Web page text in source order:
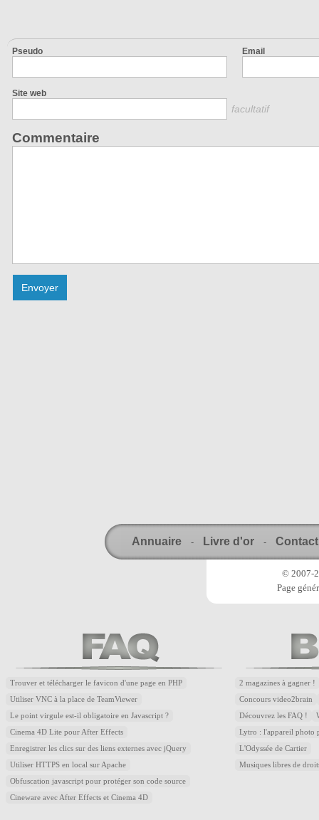
Pseudo Email
Site web
facultatif
Commentaire
Annuaire - Livre d'or - Contact
© 2007-
Page
Trouver et télécharger le favicon d'une page en PHP
Utiliser VNC à la place de TeamViewer
Le point virgule est-il obligatoire en Javascript ?
Cinema 4D Lite pour After Effects
Enregistrer les clics sur des liens externes avec jQuery
Utiliser HTTPS en local sur Apache
Obfuscation javascript pour protéger son code source
Cineware avec After Effects et Cinema 4D
2 magazines à gagner !
Concours video2brain
Découvrez les FAQ !
Lytro : l'appareil photo
L'Odyssée de Cartier
Musiques libres de